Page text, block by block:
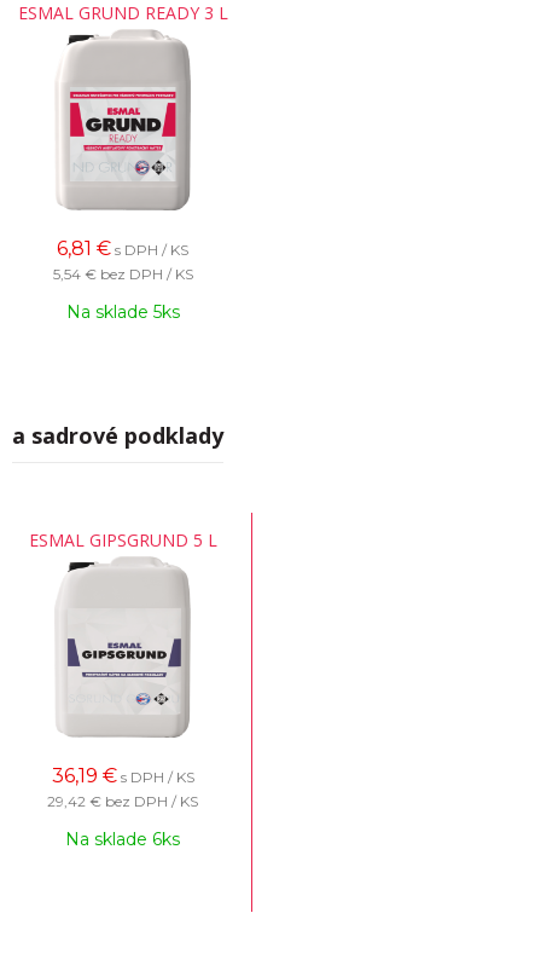
ESMAL GRUND READY 3 L
6,81 € s DPH / KS
5,54 € bez DPH / KS
Na sklade 5ks
sadrové podklady
ESMAL GIPSGRUND 5 L
36,19 € s DPH / KS
29,42 € bez DPH / KS
Na sklade 6ks